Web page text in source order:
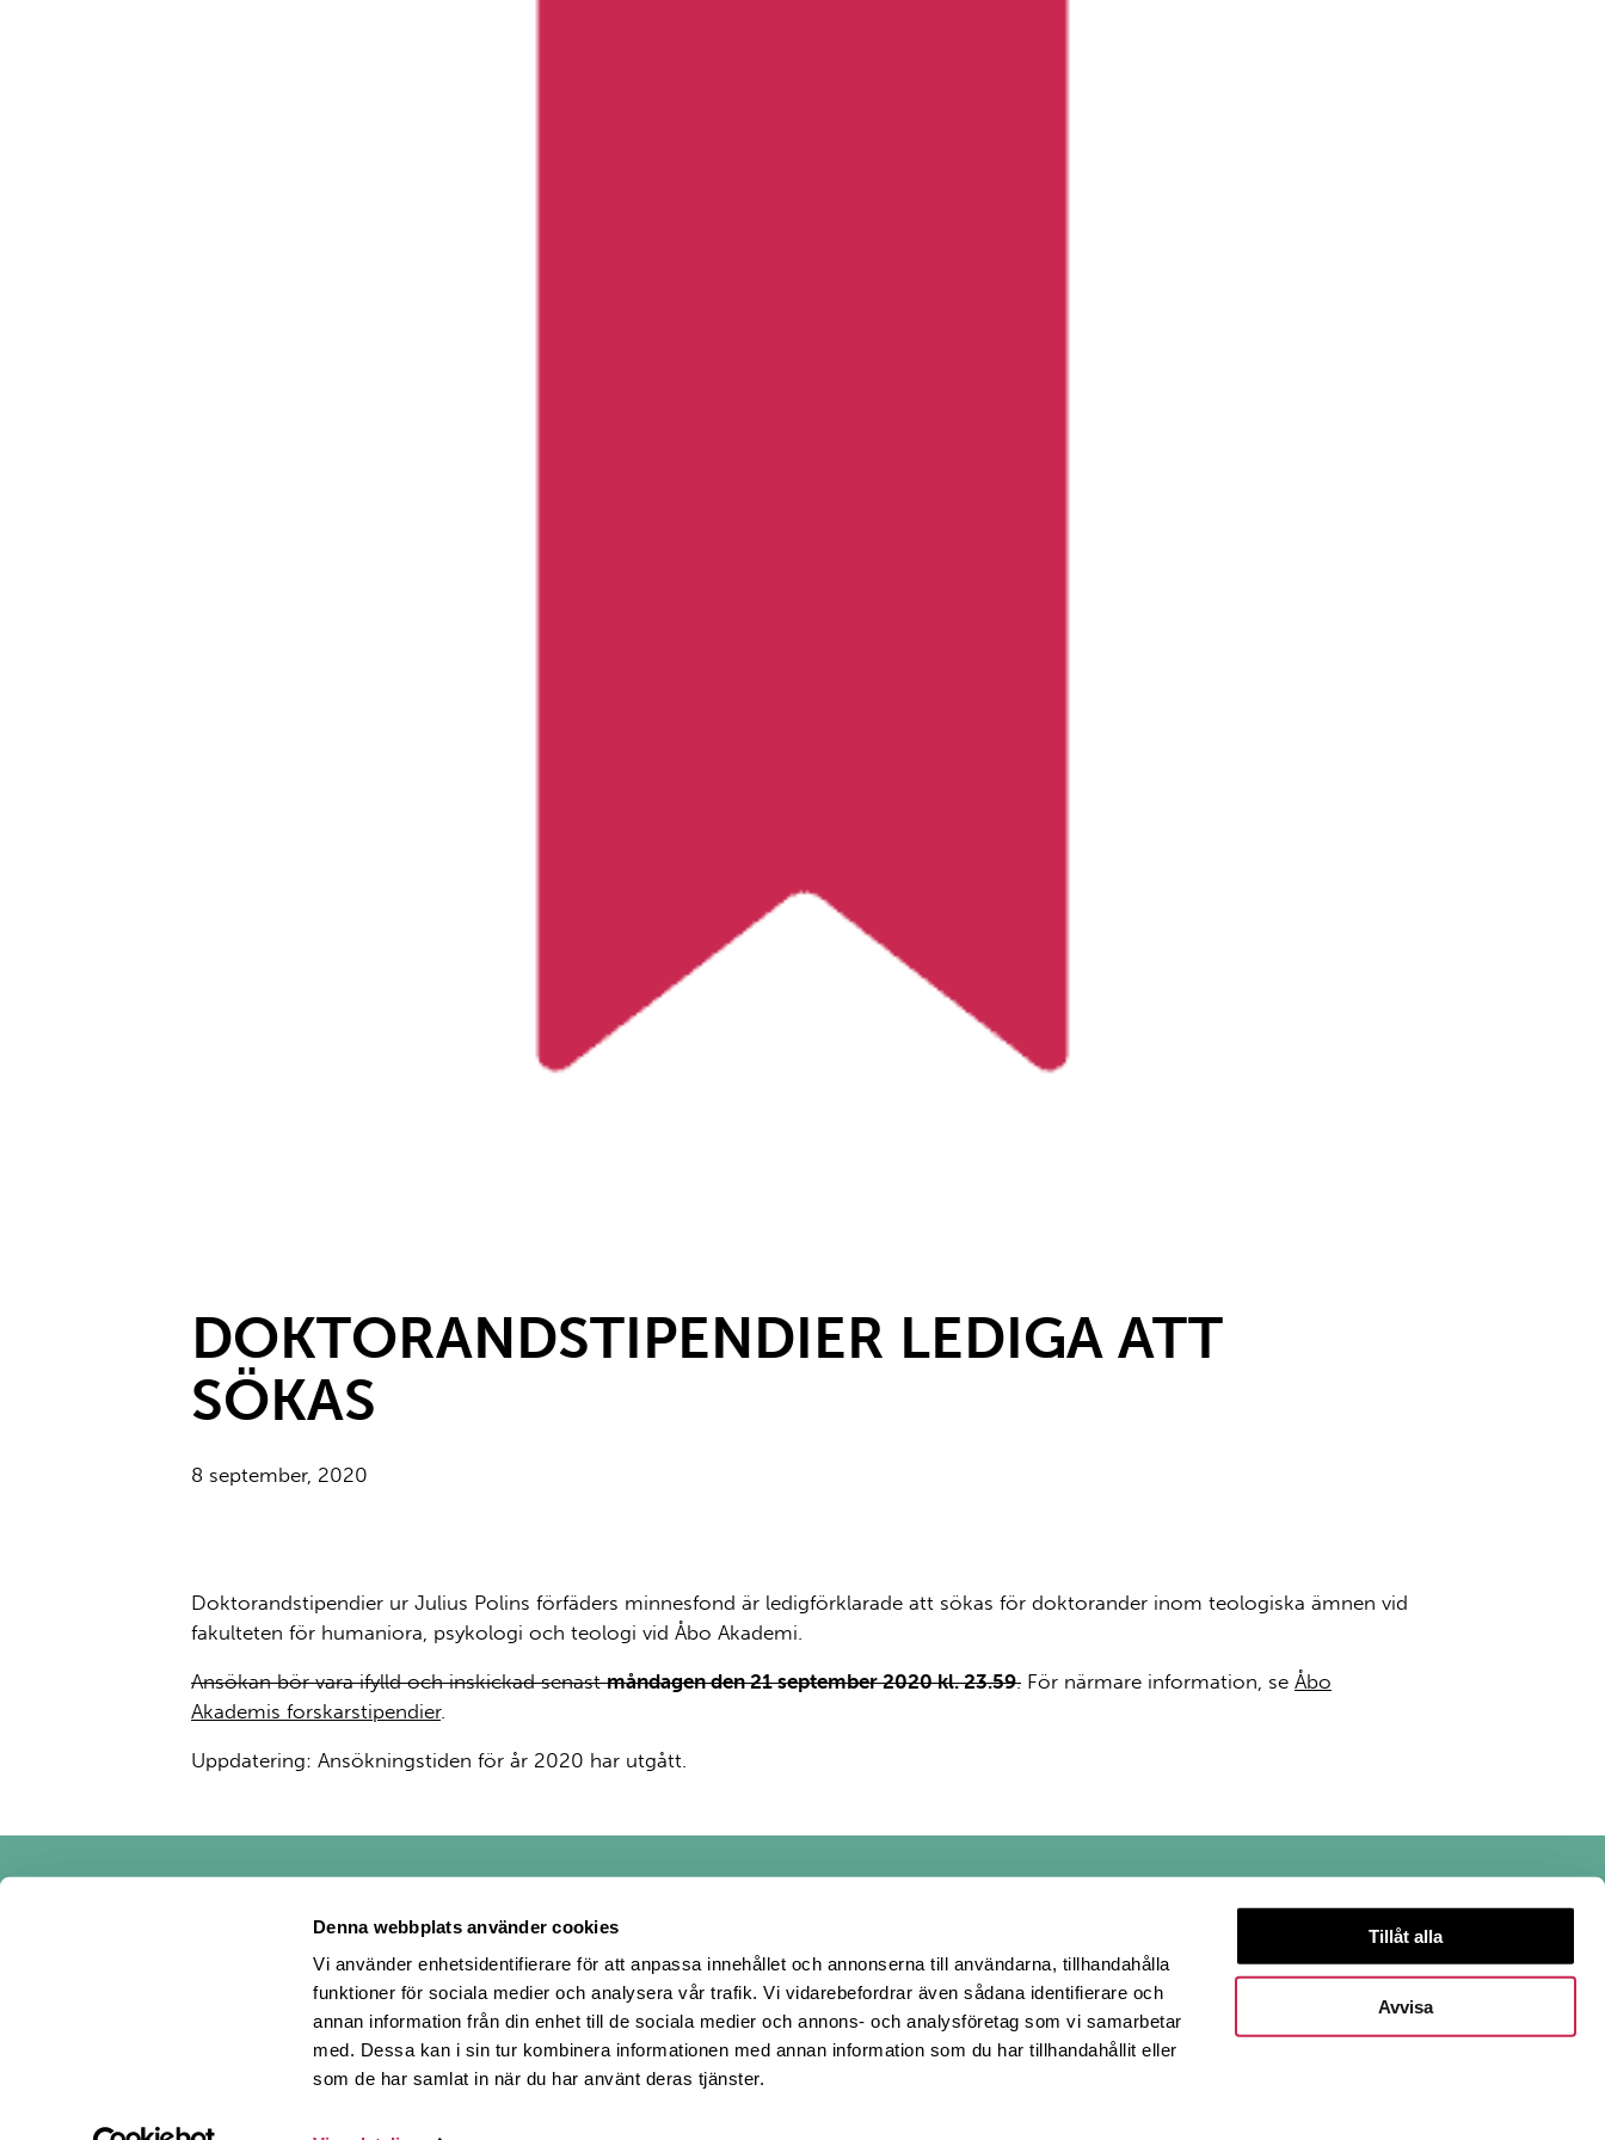
Denna webbplats använder cookies
Vi använder enhetsidentifierare för att anpassa innehållet och annonserna till användarna, tillhandahålla
funktioner för sociala medier och analysera vår trafik. Vi vidarebefordrar även sådana identifierare och
annan information från din enhet till de sociala medier och annons- och analysföretag som vi samarbetar
med. Dessa kan i sin tur kombinera informationen med annan information som du har tillhandahållit eller
som de har samlat in när du har använt deras tjänster.
Tillåt alla
Avvisa
DOKTORANDSTIPENDIER LEDIGA ATT
SÖKAS
8 september, 2020
Doktorandstipendier ur Julius Polins förfäders minnesfond är ledigförklarade att sökas för doktorander inom teologiska ämnen vid
fakulteten för humaniora, psykologi och teologi vid Åbo Akademi.
Ansökan bör vara ifylld och inskickad senastmåndagen den 21 september 2020 kl. 23.59. För närmare information, se Åbo
Akademis forskarstipendier.
Uppdatering: Ansökningstiden för år 2020 har utgått.
Polin på Facebook
Polin på Twitter
Polin på Instagram
Powered by – Å Communications